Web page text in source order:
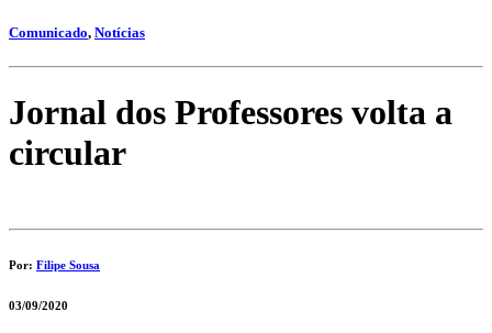
Comunicado, Notícias
Jornal dos Professores volta a
circular
Por: Filipe Sousa
03/09/2020